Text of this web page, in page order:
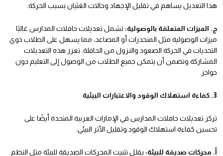
هذا التعديل يساهم في تقليل الإجهاد وحالات الغثيان بسبب الحركة.
ج. الميزات المتعلقة بالوصولية: تشمل تعديلات حافلات المدارس غالبًا
ميزات الوصولية مثل المنحدرات أو المصاعد، مما يسهل على الطلاب ذوي
التحديات في الحركة الصعود والنزول من الحافلة. تعزز هذه التعديلات
المشاركة وتضمن أن يتمكن جميع الطلاب من الوصول إلى التعليم دون
حواجز.
3. كفاءة استهلاك الوقود والاعتبارات البيئية
تركز تعديلات حافلات المدارس في الإمارات العربية المتحدة أيضًا على
تحسين كفاءة استهلاك الوقود وتقليل الأثر البيئي:
أ. محركات صديقة للبيئة: يقلل تثبيت المحركات الصديقة للبيئة مثل النظم